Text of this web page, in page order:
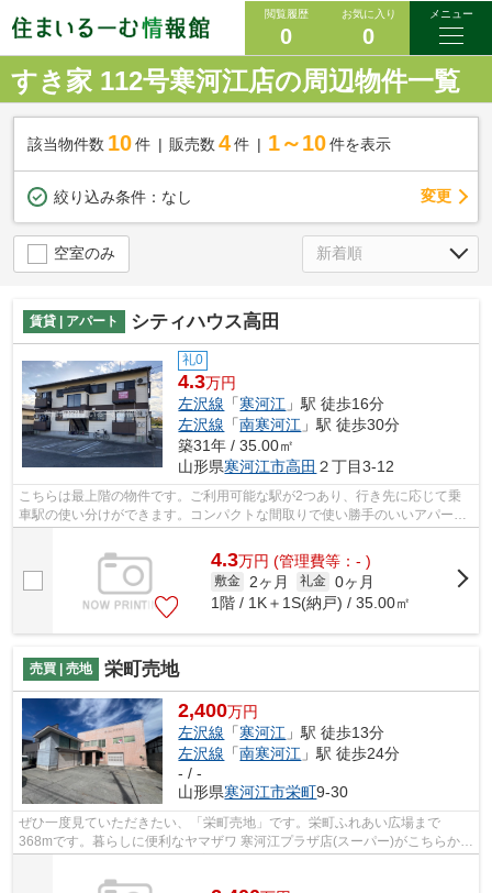
閲覧履歴
0
お気に入り
0
メニュー
すき家 112号寒河江店の周辺物件一覧
該当物件数 10件 販売数 4 件 1～10 件を表示
絞り込み条件： なし 変更
空室のみ
賃貸 | アパート シティハウス高田
礼0
4.3万円
左沢線 「寒河江 」駅 徒歩16分
左沢線 「南寒河江 」駅 徒歩30分
築31年 / 35.00㎡
山形県寒河江市高田 ２丁目3-12
こちらは最上階の物件です。ご利用可能な駅が2つあり、行き先に応じて乗
車駅の使い分けができます。コンパクトな間取りで使い勝手のいいアパート
4.3万円 (管理費等：- )
敷金 2ヶ月 礼金 0ヶ月
1階 / 1K＋1S(納戸) / 35.00㎡
売買 | 売地 栄町売地
2,400万円
左沢線 「寒河江 」駅 徒歩13分
左沢線 「南寒河江 」駅 徒歩24分
- / -
山形県寒河江市栄町9-30
ぜひ一度見ていただきたい、「栄町売地」です。栄町ふれあい広場まで
368mです。暮らしに便利なヤマザワ 寒河江プラザ店(スーパー)がこちらから